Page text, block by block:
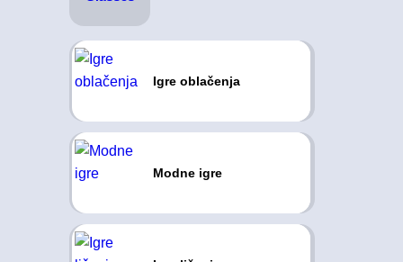
Igre oblačenja
Modne igre